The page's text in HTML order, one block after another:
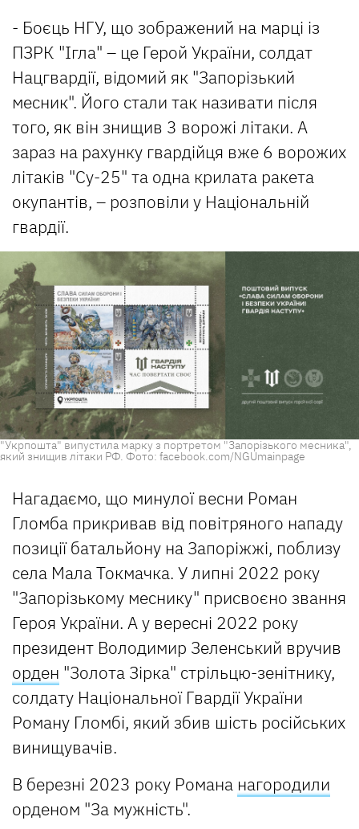
- Боєць НГУ, що зображений на марці із
ПЗРК "Ігла" – це Герой України, солдат
Нацгвардії, відомий як "Запорізький
месник". Його стали так називати після
того, як він знищив 3 ворожі літаки. А
зараз на рахунку гвардійця вже 6 ворожих
літаків "Су-25" та одна крилата ракета
окупантів, – розповіли у Національній
гвардії.
"Укрпошта" випустила марку з портретом "Запорізького месника",
який знищив літаки РФ. Фото: facebook.com/NGUmainpage
Нагадаємо, що минулої весни Роман
Гломба прикривав від повітряного нападу
позиції батальйону на Запоріжжі, поблизу
села Мала Токмачка. У липні 2022 року
"Запорізькому меснику" присвоєно звання
Героя України. А у вересні 2022 року
президент Володимир Зеленський вручив
орден "Золота Зірка" стрільцю-зенітнику,
солдату Національної Гвардії України
Роману Гломбі, який збив шість російських
винищувачів.
В березні 2023 року Романа нагородили
орденом "За мужність".